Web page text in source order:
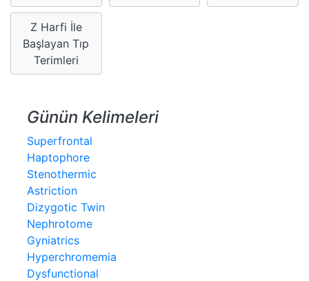
Z Harfi İle
Başlayan Tıp
Terimleri
Günün Kelimeleri
Superfrontal
Haptophore
Stenothermic
Astriction
Dizygotic Twin
Nephrotome
Gyniatrics
Hyperchromemia
Dysfunctional